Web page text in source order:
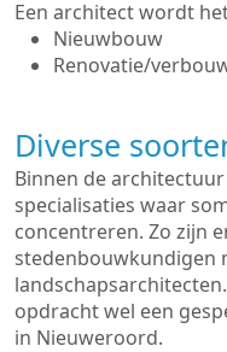
Een architect wordt
Nieuwbouw
Renovatie/
Diverse
Binnen de
specialisaties waar
concentreren. Zo zijn
stedenbouwkundigen
opdracht wel een
in Nieuweroord.